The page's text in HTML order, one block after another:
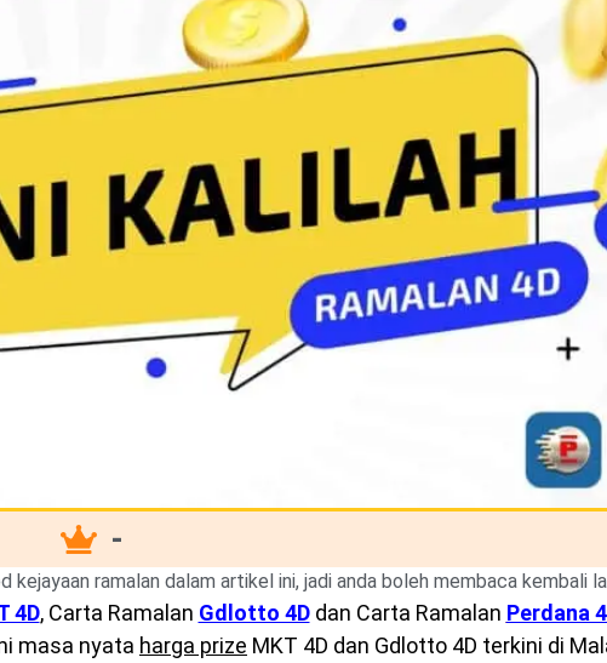
-
kejayaan ramalan dalam artikel ini, jadi anda boleh membaca kembali
4D, Carta Ramalan Gdlotto 4Ddan Carta Ramalan Perdana
masa nyata harga prize MKT 4D dan Gdlotto 4D terkini di